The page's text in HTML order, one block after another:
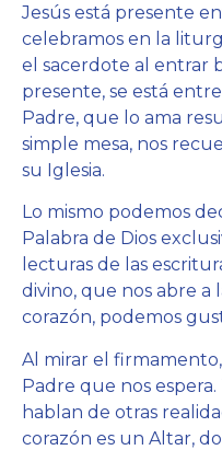
Jesús está presente
celebramos en la
el sacerdote al entrar
presente, se está
Padre, que lo ama
simple mesa, nos
su Iglesia.
Lo mismo podemos
Palabra de Dios
lecturas de las
divino, que nos abre a
corazón, podemos
Al mirar el
Padre que nos espera.
hablan de otras
corazón es un Altar,